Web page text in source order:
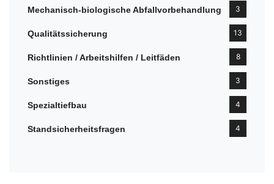
Mechanisch-biologische Abfallvorbehandlung 3
Qualitätssicherung 13
Richtlinien / Arbeitshilfen / Leitfäden 8
Sonstiges 3
Spezialtiefbau 4
Standsicherheitsfragen 4